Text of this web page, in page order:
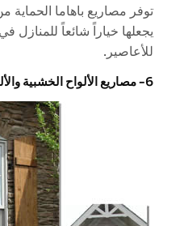
توفر مصاريع باهاما
يجعلها خياراً شائعاً للمنازل
للأعاصير.
6- مصاريع الألواح الخشبية والألواح الخشبية